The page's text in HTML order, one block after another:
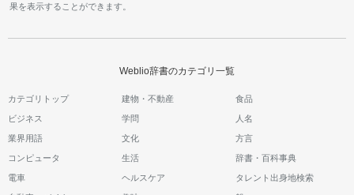
果を表示することができます。
Weblio辞書のカテゴリ一覧
カテゴリトップ 建物・不動産 食品
ビジネス 学問 人名
業界用語 文化 方言
コンピュータ 生活 辞書・百科事典
電車 ヘルスケア タレント出身地検索